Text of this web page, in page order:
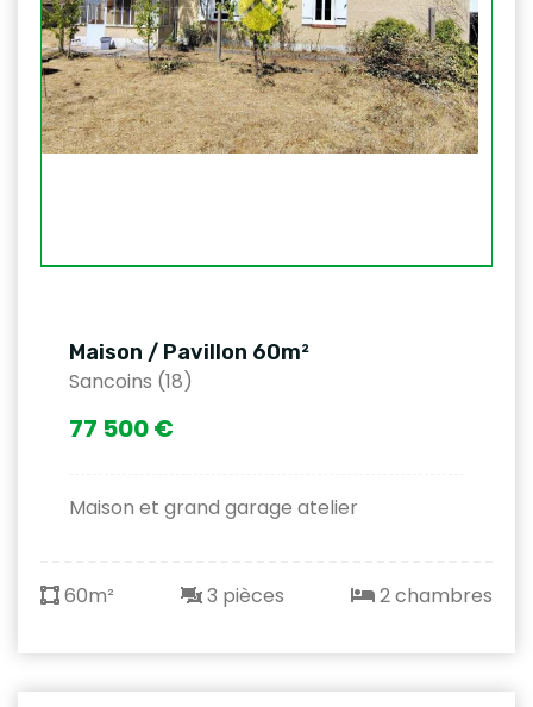
Maison / Pavillon 60m²
Sancoins (18)
77 500 €
Maison et grand garage atelier
60m² 3 pièces 2 chambres